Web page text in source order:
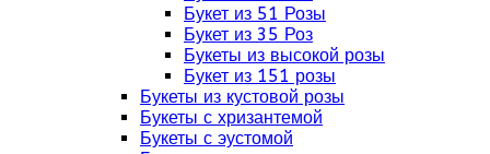
Букет из 51 Розы
Букет из 35 Роз
Букеты из высокой розы
Букет из 151 розы
Букеты из кустовой розы
Букеты с хризантемой
Букеты с эустомой